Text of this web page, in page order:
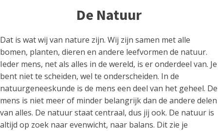
De Natuur
Dat is wat wij van nature zijn. Wij zijn samen met alle
bomen, planten, dieren en andere leefvormen de natuur.
Ieder mens, net als alles in de wereld, is er onderdeel van. Je
bent niet te scheiden, wel te onderscheiden. In de
natuurgeneeskunde is de mens een deel van het geheel. De
mens is niet meer of minder belangrijk dan de andere delen
van alles. De natuur staat centraal, dus jij ook. De natuur is
altijd op zoek naar evenwicht, naar balans. Dit zie je